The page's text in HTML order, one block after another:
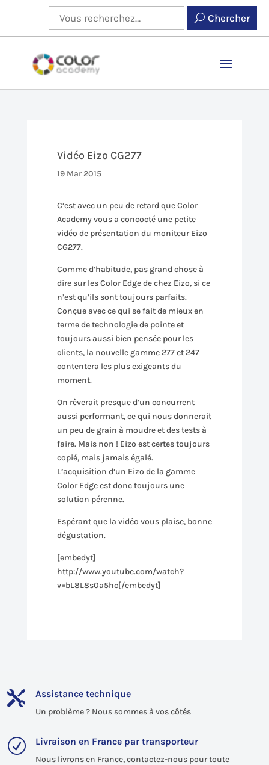
Chercher
Vidéo Eizo CG277
19 Mar 2015
C’est avec un peu de retard que Color
Academy vous a concocté une petite
vidéo de présentation du moniteur Eizo
CG277.
Comme d’habitude, pas grand chose à
dire sur les Color Edge de chez Eizo, si ce
n’est qu’ils sont toujours parfaits.
Conçue avec ce qui se fait de mieux en
terme de technologie de pointe et
toujours aussi bien pensée pour les
clients, la nouvelle gamme 277 et 247
contentera les plus exigeants du
moment.
On rêverait presque d’un concurrent
aussi performant, ce qui nous donnerait
un peu de grain à moudre et des tests à
faire. Mais non ! Eizo est certes toujours
copié, mais jamais égalé.
L’acquisition d’un Eizo de la gamme
Color Edge est donc toujours une
solution pérenne.
Espérant que la vidéo vous plaise, bonne
dégustation.
[embedyt]
http://www.youtube.com/watch?
v=bL8L8s0a5hc[/embedyt]
 Assistance technique
Un problème ? Nous sommes à vos côtés
R Livraison en France par transporteur
Nous livrons en France, contactez-nous pour toute